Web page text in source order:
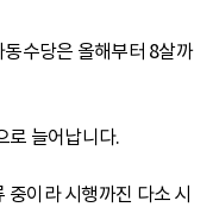
수당은 올해부터 8살까
로 늘어납니다.
이라 시행까진 다소 시